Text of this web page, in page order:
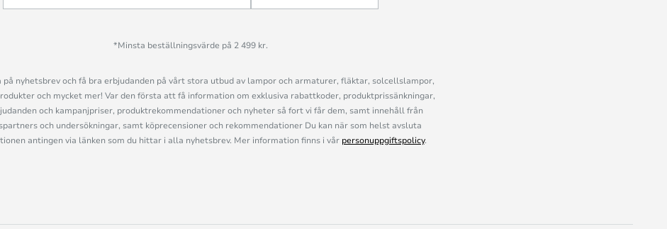
*Minsta beställningsvärde på 2 499 kr.
på nyhetsbrev och få bra erbjudanden på vårt stora utbud av lampor och armaturer, fläktar, solcellslampor,
och mycket mer! Var den första att få information om exklusiva rabattkoder, produktprissänkningar,
och kampanjpriser, produktrekommendationer och nyheter så fort vi får dem, samt innehåll från
och undersökningar, samt köprecensioner och rekommendationer Du kan när som helst avsluta
antingen via länken som du hittar i alla nyhetsbrev. Mer information finns i vår personuppgiftspolicy.